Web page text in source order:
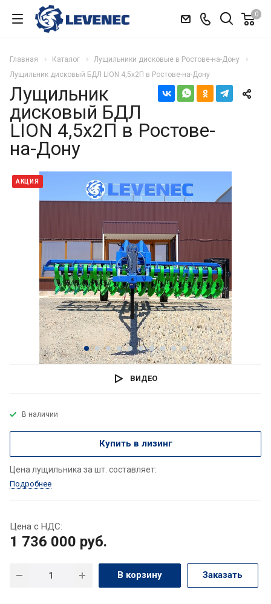
0
Главная Каталог
Лущильники дисковые в Ростове-на-Дону
Лущильник дисковый БДЛ LION 4,5х2П в Ростове-на-Дону
Лущильник
дисковый БДЛ
LION 4,5х2П в Ростове-
на-Дону
АКЦИЯ
ВИДЕО
В наличии
Купить в лизинг
Цена лущильника за шт. составляет:
Подробнее
Цена с НДС:
1 736 000 руб.
В корзину Заказать